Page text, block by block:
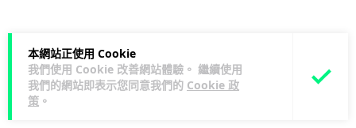
本網站正使用 Cookie
我們使用 Cookie 改善網站體驗。 繼續使用
我們的網站即表示您同意我們的 Cookie 政
策 。